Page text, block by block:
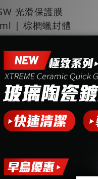
光滑保護膜
| 棕櫚蠟封體
NT$650
敗